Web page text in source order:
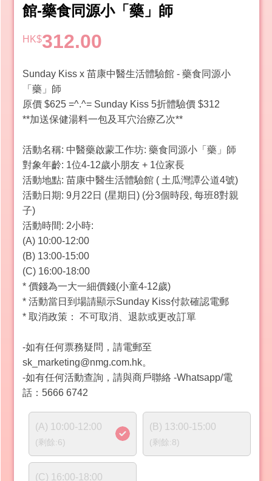
館-藥食同源小「藥」師
HK$312.00
Sunday Kiss x 苗康中醫生活體驗館 - 藥食同源小
「藥」師
原價 $625 =^.^= Sunday Kiss 5折體驗價 $312
**加送保健湯料一包及耳穴治療乙次**
活動名稱: 中醫藥啟蒙工作坊: 藥食同源小「藥」師
對象年齡: 1位4-12歲小朋友 + 1位家長
活動地點: 苗康中醫生活體驗館 ( 土瓜灣譚公道4號)
活動日期: 9月22日 (星期日) (分3個時段, 每班8對親
子)
活動時間: 2小時:
(A) 10:00-12:00
(B) 13:00-15:00
(C) 16:00-18:00
* 價錢為一大一細價錢(小童4-12歲)
* 活動當日到場請顯示Sunday Kiss付款確認電郵
* 取消政策： 不可取消、退款或更改訂單
-如有任何票務疑問，請電郵至
sk_marketing@nmg.com.hk。
-如有任何活動查詢，請與商戶聯絡 -Whatsapp/電
話：5666 6742
(A) 10:00-12:00
(剩餘:6)
(B) 13:00-15:00
(剩餘:8)
(C) 16:00-18:00